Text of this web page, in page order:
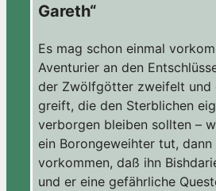
Gareth“
Es mag schon einmal
Aventurier an den
der Zwölfgötter zweifelt und
greift, die den Sterblichen
verborgen bleiben sollten –
ein Borongeweihter tut, dann
vorkommen, daß ihn
und er eine gefährliche